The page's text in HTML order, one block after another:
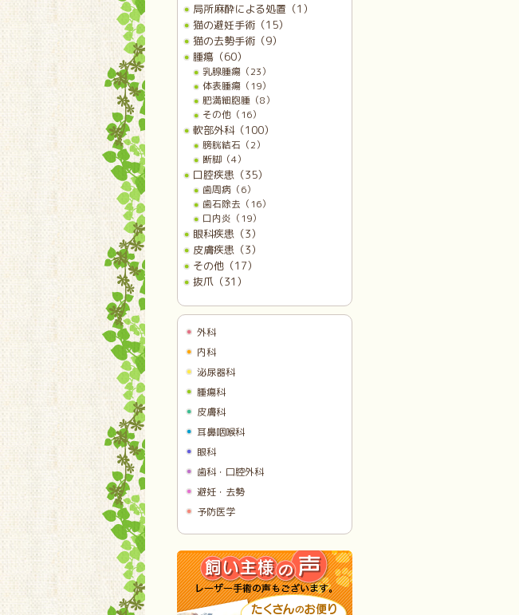
局所麻酔による処置（1）
猫の避妊手術（15）
猫の去勢手術（9）
腫瘍（60）
乳腺腫瘍（23）
体表腫瘍（19）
肥満細胞腫（8）
その他（16）
軟部外科（100）
膀胱結石（2）
断脚（4）
口腔疾患（35）
歯周病（6）
歯石除去（16）
口内炎（19）
眼科疾患（3）
皮膚疾患（3）
その他（17）
抜爪（31）
外科
内科
泌尿器科
腫瘍科
皮膚科
耳鼻咽喉科
眼科
歯科・口腔外科
避妊・去勢
予防医学